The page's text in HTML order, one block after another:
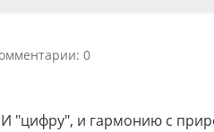
0
"цифру", и гармонию с